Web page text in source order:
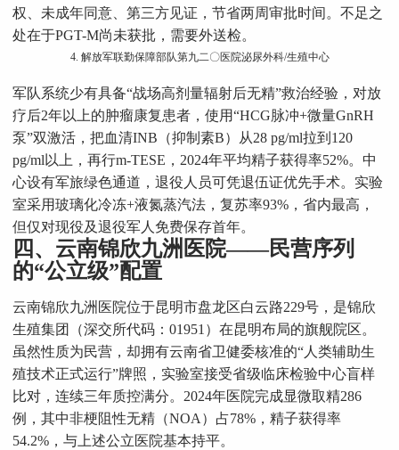
权、未成年同意、第三方见证，节省两周审批时间。不足之
处在于PGT-M尚未获批，需要外送检。
4. 解放军联勤保障部队第九二〇医院泌尿外科/生殖中心
军队系统少有具备“战场高剂量辐射后无精”救治经验，对放
疗后2年以上的肿瘤康复患者，使用“HCG脉冲+微量GnRH
泵”双激活，把血清INB（抑制素B）从28 pg/ml拉到120
pg/ml以上，再行m-TESE，2024年平均精子获得率52%。中
心设有军旅绿色通道，退役人员可凭退伍证优先手术。实验
室采用玻璃化冷冻+液氮蒸汽法，复苏率93%，省内最高，
但仅对现役及退役军人免费保存首年。
四、云南锦欣九洲医院——民营序列
的“公立级”配置
云南锦欣九洲医院位于昆明市盘龙区白云路229号，是锦欣
生殖集团（深交所代码：01951）在昆明布局的旗舰院区。
虽然性质为民营，却拥有云南省卫健委核准的“人类辅助生
殖技术正式运行”牌照，实验室接受省级临床检验中心盲样
比对，连续三年质控满分。2024年医院完成显微取精286
例，其中非梗阻性无精（NOA）占78%，精子获得率
54.2%，与上述公立医院基本持平。